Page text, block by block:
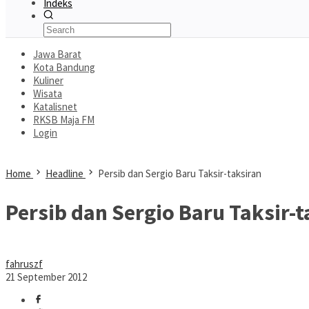
Indeks
Jawa Barat
Kota Bandung
Kuliner
Wisata
Katalisnet
RKSB Maja FM
Login
Home Headline Persib dan Sergio Baru Taksir-taksiran
Persib dan Sergio Baru Taksir-
fahruszf
21 September 2012